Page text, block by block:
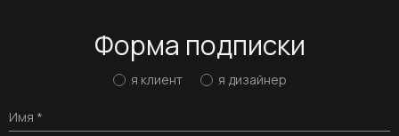
Форма подписки
я клиент я дизайнер